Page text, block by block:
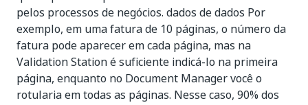
pelos processos de negócios. dados de dados Por
exemplo, em uma fatura de 10 páginas, o número da
fatura pode aparecer em cada página, mas na
Validation Station é suficiente indicá-lo na primeira
página, enquanto no Document Manager você o
rotularia em todas as páginas. Nesse caso, 90% dos